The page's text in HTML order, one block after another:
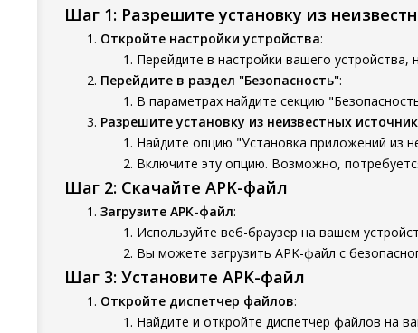
Шаг 1: Разрешите установку из
Откройте настройки устройства:
Перейдите в настройки вашего устройства,
Перейдите в раздел "Безопасность":
В параметрах найдите секцию
Разрешите установку из неизвестных
Найдите опцию "Установка приложений из
Включите эту опцию. Возможно,
Шаг 2: Скачайте APK-файл
Загрузите APK-файл:
Используйте веб-браузер на вашем
Вы можете загрузить APK-файл с
Шаг 3: Установите APK-файл
Откройте диспетчер файлов:
Найдите и откройте диспетчер файлов на